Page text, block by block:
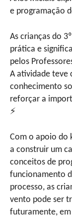
e programação
As crianças do
prática e
pelos
A atividade teve
conhecimento
reforçar a
⚡
Com o apoio do
a construir um
conceitos de
funcionamento
processo, as
vento pode ser
futuramente,